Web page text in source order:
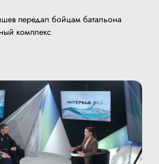
передал бойцам батальона
комплекс